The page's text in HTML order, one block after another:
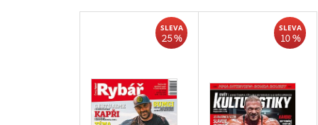
SLEVA
25 %
SLEVA
10 %